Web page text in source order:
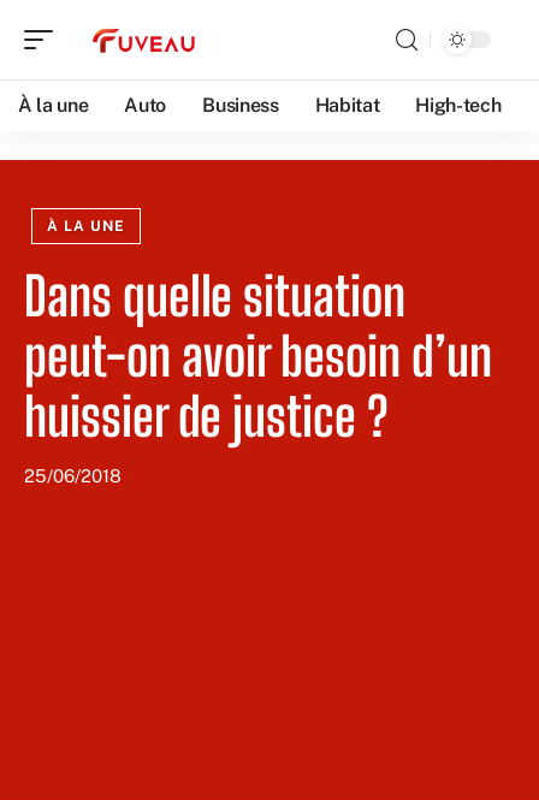
À la une Auto Business Habitat High-tech
À LA UNE
Dans quelle situation
peut-on avoir besoin d’un
huissier de justice ?
25/06/2018